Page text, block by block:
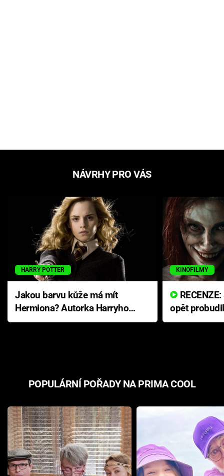
NÁVRHY PRO VÁS
HARRY POTTER
Jakou barvu kůže má mít
Hermiona? Autorka Harryho
Pottera přišla s ráznou
KINOFILMY
opět
přichází s
POPULÁRNÍ POŘADY NA PRIMA COOL